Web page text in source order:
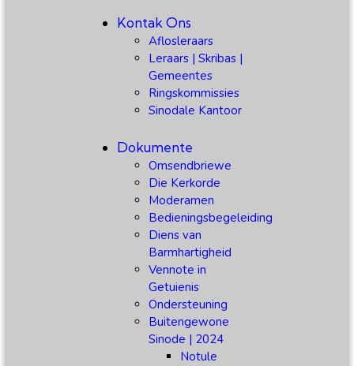
Kontak Ons
Aflosleraars
Leraars | Skribas |
Gemeentes
Ringskommissies
Sinodale Kantoor
Dokumente
Omsendbriewe
Die Kerkorde
Moderamen
Bedieningsbegeleiding
Diens van
Barmhartigheid
Vennote in
Getuienis
Ondersteuning
Buitengewone
Sinode | 2024
Notule